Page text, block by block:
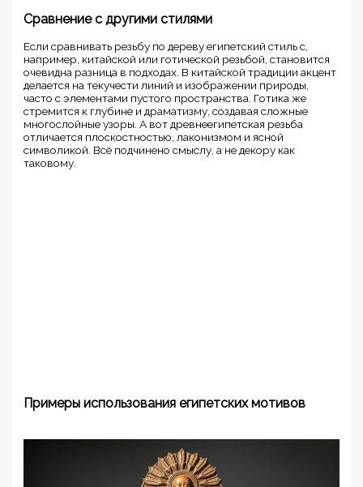
Сравнение с другими стилями
Если сравнивать резьбу по дереву египетский стиль с,
например, китайской или готической резьбой, становится
очевидна разница в подходах. В китайской традиции акцент
делается на текучести линий и изображении природы,
часто с элементами пустого пространства. Готика же
стремится к глубине и драматизму, создавая сложные
многослойные узоры. А вот древнеегипетская резьба
отличается плоскостностью, лаконизмом и ясной
символикой. Всё подчинено смыслу, а не декору как
таковому.
Примеры использования египетских мотивов